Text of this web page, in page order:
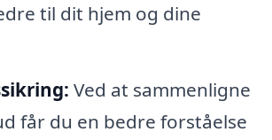
til dit hjem og dine
Ved at sammenligne
får du en bedre forståelse